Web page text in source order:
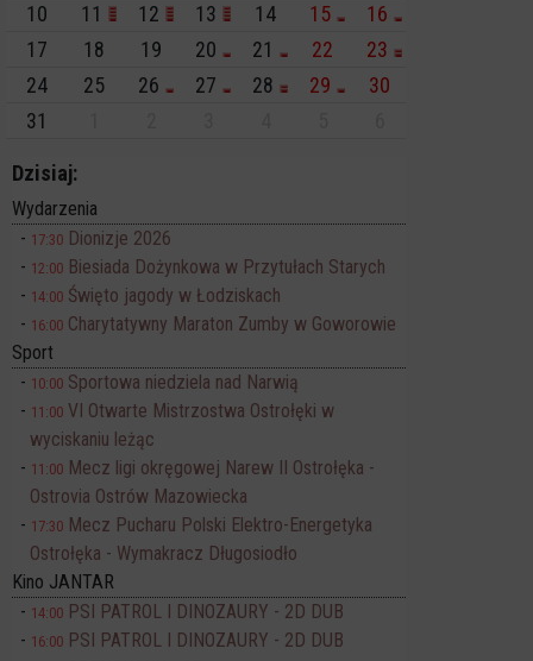
10
11 12 13 14 15
16
17
18 19 20 21 22
23
24
25 26 27 28 29
30
31
Dzisiaj:
Wydarzenia
17:30 Dionizje 2026
12:00 Biesiada Dożynkowa w Przytułach Starych
14:00 Święto jagody w Łodziskach
16:00 Charytatywny Maraton Zumby w Goworowie
Sport
10:00 Sportowa niedziela nad Narwią
11:00 VI Otwarte Mistrzostwa Ostrołęki w
wyciskaniu leżąc
11:00 Mecz ligi okręgowej Narew II Ostrołęka -
Ostrovia Ostrów Mazowiecka
17:30 Mecz Pucharu Polski Elektro-Energetyka
Ostrołęka - Wymakracz Długosiodło
Kino JANTAR
14:00 PSI PATROL I DINOZAURY - 2D DUB
16:00 PSI PATROL I DINOZAURY - 2D DUB